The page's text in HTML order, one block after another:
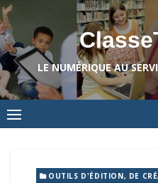
Skip
to
content
LE NUMÉRIQUE AU
OUTILS D'ÉDITION, DE